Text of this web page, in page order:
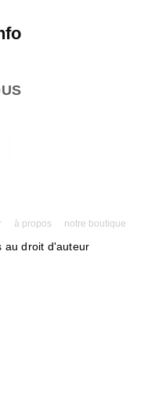
à propos notre boutique
au droit d'auteur